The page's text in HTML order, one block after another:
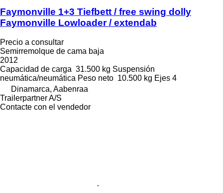
Faymonville 1+3 Tiefbett / free swing dolly
Faymonville Lowloader / extendab
Precio a consultar
Semirremolque de cama baja
2012
Capacidad de carga 31.500 kg Suspensión
neumática/neumática Peso neto 10.500 kg Ejes 4
Dinamarca, Aabenraa
Trailerpartner A/S
Contacte con el vendedor